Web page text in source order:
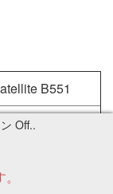
B551
Off..